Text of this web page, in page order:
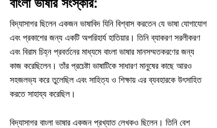
বাংলা ভাষার সংস্কার:
বিদ্যাসাগর ছিলেন একজন ভাষাবিদ যিনি বিশ্বাস করতেন যে ভাষা যোগাযোগ
এবং প্রকাশের জন্য একটি অপরিহার্য হাতিয়ার। তিনি ব্যাকরণ সরলীকরণ
এবং বিরাম চিহ্ন প্রবর্তনের মাধ্যমে বাংলা ভাষার মানসম্মতকরণের জন্য
কাজ করেছিলেন। তাঁর প্রচেষ্টা ভাষাটিকে সাধারণ মানুষের কাছে আরও
সহজলভ্য করে তুলেছিল এবং সাহিত্য ও শিক্ষায় এর ব্যবহারকে উৎসাহিত
করতে সাহায্য করেছিল।
বিদ্যাসাগর বাংলা ভাষার একজন প্রখ্যাত লেখকও ছিলেন। তিনি বেশ